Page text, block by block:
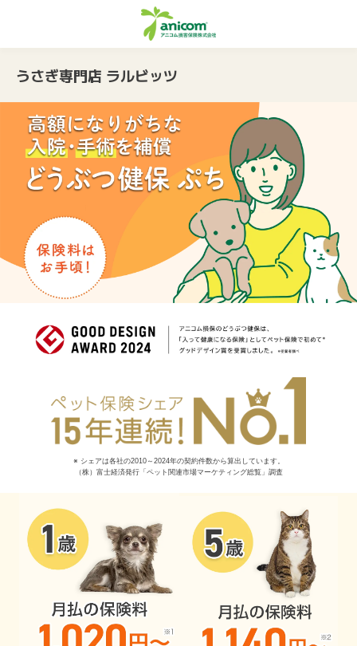
うさぎ専門店 ラルビッツ
※ シェアは各社の2010～2024年の契約件数から算出しています。
（株）富士経済発行「ペット関連市場マーケティング総覧」調査